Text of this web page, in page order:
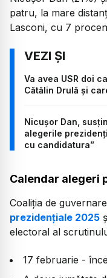
patru, la mare
Lasconi, cu 7
Va avea USR doi
Cătălin Drulă și
Nicușor Dan,
alegerile
cu candidatura”
Calendar alegeri
Coaliția de
prezidențiale 2025
electoral al
17 februarie -